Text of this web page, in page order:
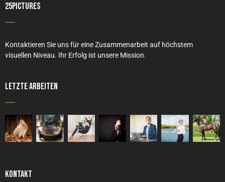
25PICTURES
Kontaktieren Sie uns für eine Zusammenarbeit auf höchstem
visuellen Niveau. Ihr Erfolg ist unsere Mission.
Letzte Arbeiten
Kontakt